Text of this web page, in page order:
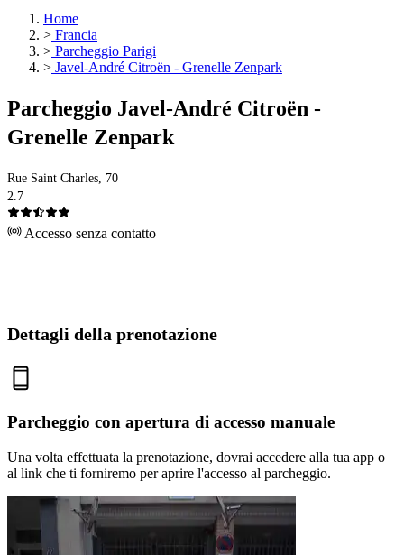
Home
> Francia
> Parcheggio Parigi
> Javel-André Citroën - Grenelle Zenpark
Parcheggio Javel-André Citroën -
Grenelle Zenpark
Rue Saint Charles, 70
2.7
Accesso senza contatto
Dettagli della prenotazione
Parcheggio con apertura di accesso manuale
Una volta effettuata la prenotazione, dovrai accedere alla tua app o
al link che ti forniremo per aprire l'accesso al parcheggio.